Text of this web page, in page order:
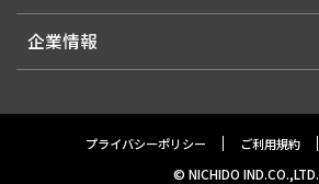
企業情報
プライバシーポリシー ご利用規約
© NICHIDO IND.CO.,LTD.